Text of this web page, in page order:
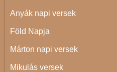
Anyák napi versek
Föld Napja
Márton napi versek
Mikulás versek